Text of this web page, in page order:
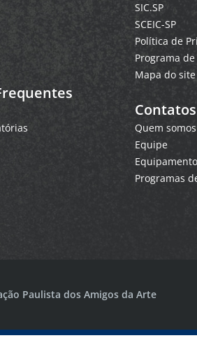
SIC.SP
SCEIC-SP
Política de
Programa
Mapa do site
Contatos
Quem somos
Equipe
Programas
Paulista dos Amigos da Arte